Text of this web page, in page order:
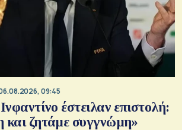
09:45
έστειλαν επιστολή:
και ζητάμε συγγνώμη»